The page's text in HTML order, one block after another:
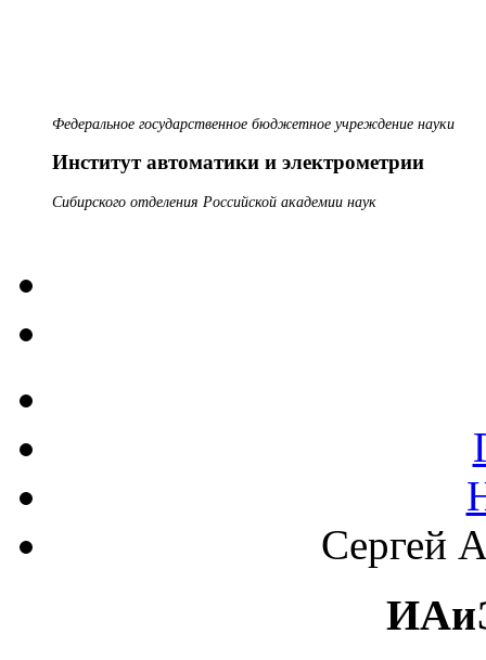
Федеральное государственное бюджетное учреждение науки
Институт автоматики и электрометрии
Сибирского отделения Российской академии наук
Сергей